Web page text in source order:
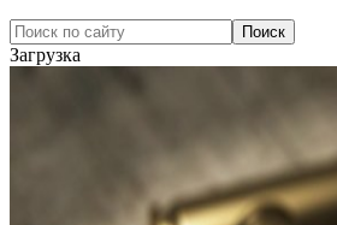
Загрузка